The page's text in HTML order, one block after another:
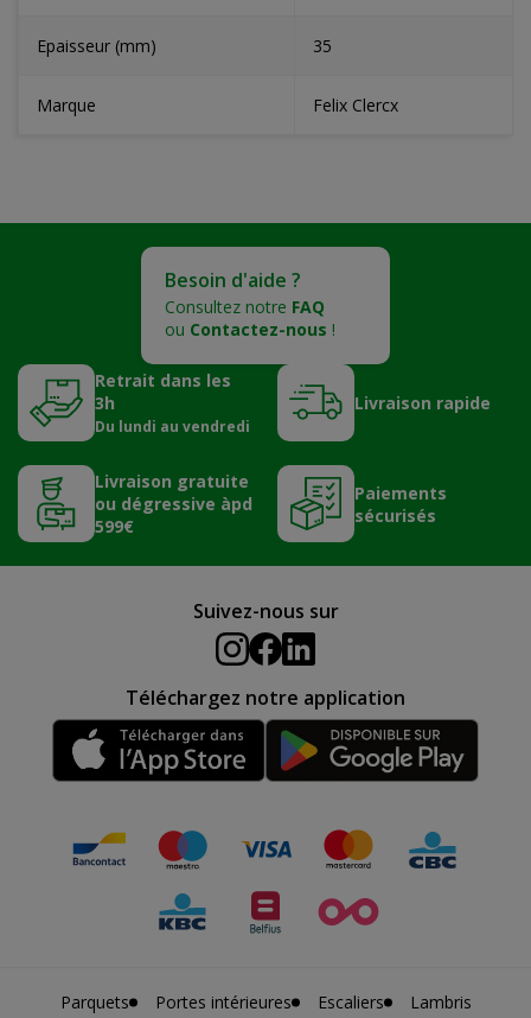
Epaisseur (mm) 35
Marque Felix Clercx
Besoin d'aide ?
Consultez notre FAQ
ou Contactez-nous !
Retrait dans les
3h
Du lundi au vendredi
Livraison rapide
Livraison gratuite
ou dégressive àpd
599€
Paiements
sécurisés
Suivez-nous sur
Téléchargez notre application
Parquets Portes intérieures Escaliers
Lambris